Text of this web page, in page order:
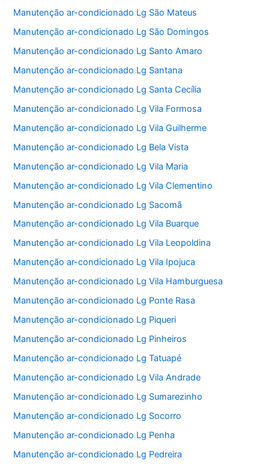
Manutenção ar-condicionado Lg São Mateus
Manutenção ar-condicionado Lg São Domingos
Manutenção ar-condicionado Lg Santo Amaro
Manutenção ar-condicionado Lg Santana
Manutenção ar-condicionado Lg Santa Cecília
Manutenção ar-condicionado Lg Vila Formosa
Manutenção ar-condicionado Lg Vila Guilherme
Manutenção ar-condicionado Lg Bela Vista
Manutenção ar-condicionado Lg Vila Maria
Manutenção ar-condicionado Lg Vila Clementino
Manutenção ar-condicionado Lg Sacomã
Manutenção ar-condicionado Lg Vila Buarque
Manutenção ar-condicionado Lg Vila Leopoldina
Manutenção ar-condicionado Lg Vila Ipojuca
Manutenção ar-condicionado Lg Vila Hamburguesa
Manutenção ar-condicionado Lg Ponte Rasa
Manutenção ar-condicionado Lg Piqueri
Manutenção ar-condicionado Lg Pinheiros
Manutenção ar-condicionado Lg Tatuapé
Manutenção ar-condicionado Lg Vila Andrade
Manutenção ar-condicionado Lg Sumarezinho
Manutenção ar-condicionado Lg Socorro
Manutenção ar-condicionado Lg Penha
Manutenção ar-condicionado Lg Pedreira